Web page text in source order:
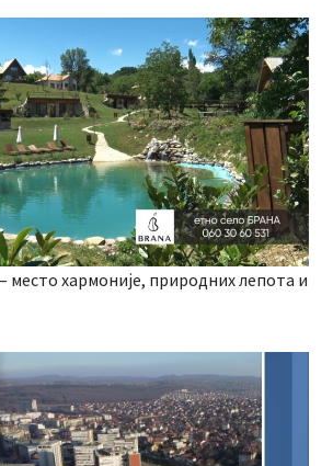
место хармоније, природних лепота и